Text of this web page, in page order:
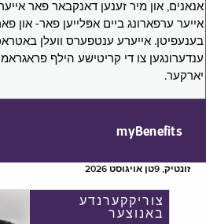
אנאנים, און מיר זענען דאנקבאר פאר אייער
אייער ערפארונג ביים אפּלייען פאר- און
בענעפיטן. אייערע ענטפערס וועלן
ענדערונגען צו די קריטישע הילף
יארקער.
myBenefits
זונטיק, 9טן אויגוסט 2026
צוריקקערנדע
באנוצער